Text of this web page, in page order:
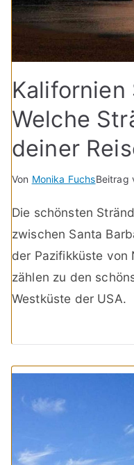
Kalifornien
Welche
deiner
Von Monika FuchsBeitrag
Die schönsten
zwischen Santa
der Pazifikküste von
zählen zu den
Westküste der USA.